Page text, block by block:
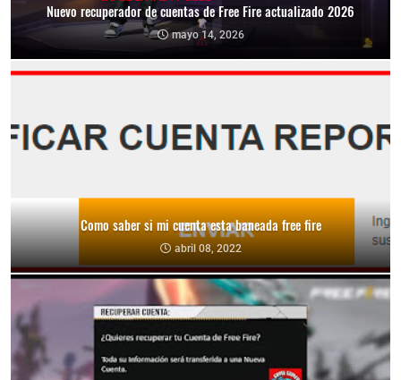
Nuevo recuperador de cuentas de Free Fire actualizado 2026
mayo 14, 2026
Como saber si mi cuenta esta baneada free fire
abril 08, 2022